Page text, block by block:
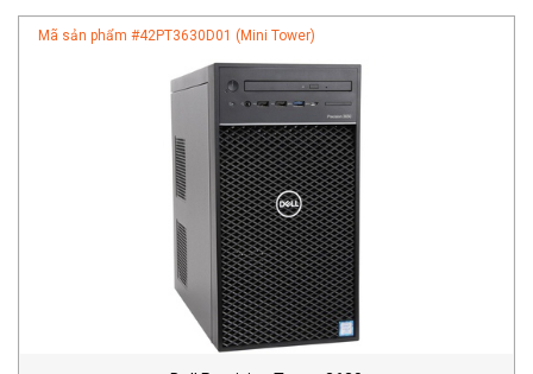
Mã sản phẩm #42PT3630D01 (Mini Tower)